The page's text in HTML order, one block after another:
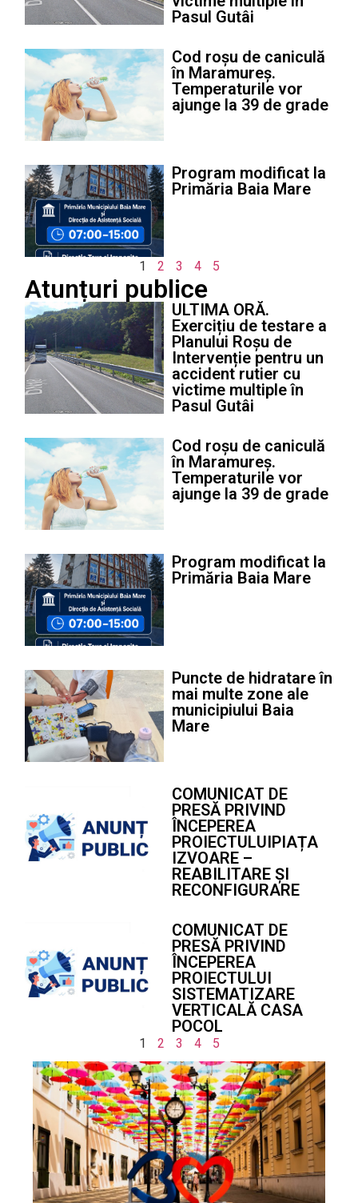
Pasul Gutâi
Cod roșu de caniculă
în Maramureș.
Temperaturile vor
ajunge la 39 de grade
Program modificat la
Primăria Baia Mare
1 2 3 4 5
Atunțuri publice
ULTIMA ORĂ.
Exercițiu de testare a
Planului Roșu de
Intervenție pentru un
accident rutier cu
victime multiple în
Pasul Gutâi
Cod roșu de caniculă
în Maramureș.
Temperaturile vor
ajunge la 39 de grade
Program modificat la
Primăria Baia Mare
Puncte de hidratare în
mai multe zone ale
municipiului Baia
Mare
COMUNICAT DE
PRESĂ PRIVIND
ÎNCEPEREA
PROIECTULUIPIAȚA
IZVOARE –
REABILITARE ȘI
RECONFIGURARE
COMUNICAT DE
PRESĂ PRIVIND
ÎNCEPEREA
PROIECTULUI
SISTEMATIZARE
VERTICALĂ CASA
POCOL
1 2 3 4 5